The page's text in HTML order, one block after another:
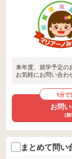
来年度、就学予定の
お気軽にお問い合わ
1分で
お問
(
まとめて問い